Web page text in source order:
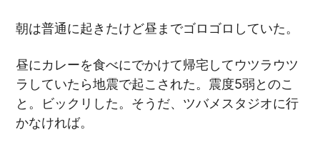
朝は普通に起きたけど昼までゴロゴロしていた。
昼にカレーを食べにでかけて帰宅してウツラウツ
ラしていたら地震で起こされた。震度5弱とのこ
と。ビックリした。そうだ、ツバメスタジオに行
かなければ。